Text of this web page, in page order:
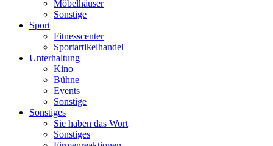
Möbelhäuser
Sonstige
Sport
Fitnesscenter
Sportartikelhandel
Unterhaltung
Kino
Bühne
Events
Sonstige
Sonstiges
Sie haben das Wort
Sonstiges